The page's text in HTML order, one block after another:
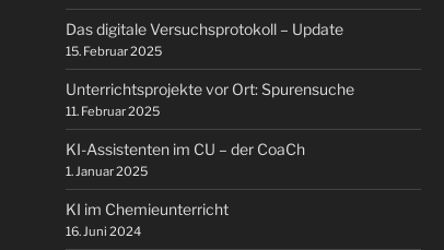
Das digitale Versuchsprotokoll – Update
15. Februar 2025
Unterrichtsprojekte vor Ort: Spurensuche
11. Februar 2025
KI-Assistenten im CU – der CoaCh
1. Januar 2025
KI im Chemieunterricht
16. Juni 2024